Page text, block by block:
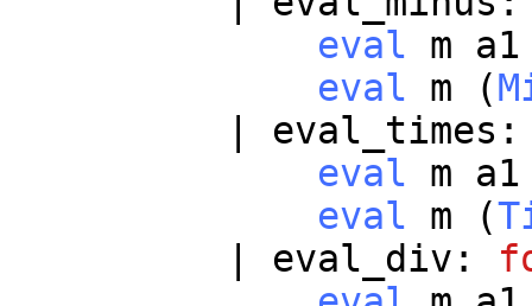
eval
m
a1
eval
m (
eval_times
eval
m
a1
eval
m (
eval_div :